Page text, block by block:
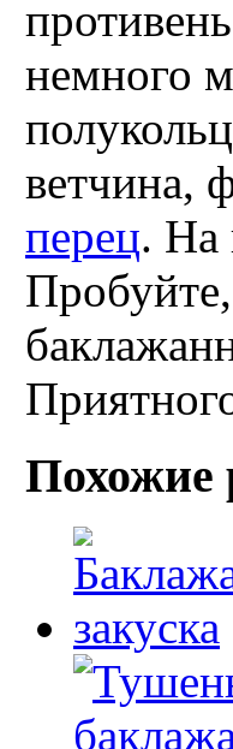
немного
ветчина,
перец. На
Похожие